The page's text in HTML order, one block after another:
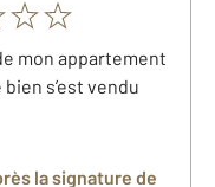
mon appartement
s’est vendu
la signature de